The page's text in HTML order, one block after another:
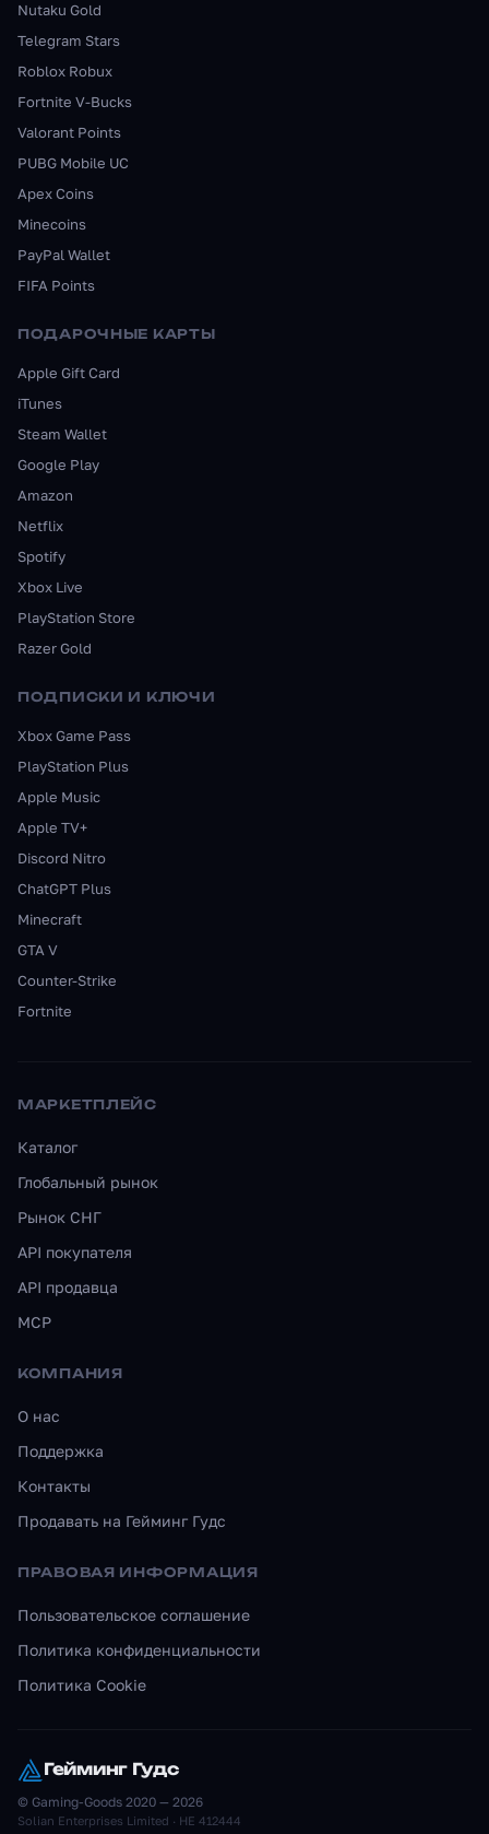
Nutaku Gold
Telegram Stars
Roblox Robux
Fortnite V-Bucks
Valorant Points
PUBG Mobile UC
Apex Coins
Minecoins
PayPal Wallet
FIFA Points
ПОДАРОЧНЫЕ КАРТЫ
Apple Gift Card
iTunes
Steam Wallet
Google Play
Amazon
Netflix
Spotify
Xbox Live
PlayStation Store
Razer Gold
ПОДПИСКИ И КЛЮЧИ
Xbox Game Pass
PlayStation Plus
Apple Music
Apple TV+
Discord Nitro
ChatGPT Plus
Minecraft
GTA V
Counter-Strike
Fortnite
МАРКЕТПЛЕЙС
Каталог
Глобальный рынок
Рынок СНГ
API покупателя
API продавца
MCP
КОМПАНИЯ
О нас
Поддержка
Контакты
Продавать на Гейминг Гудс
ПРАВОВАЯ ИНФОРМАЦИЯ
Пользовательское соглашение
Политика конфиденциальности
Политика Cookie
Гейминг Гудс
© Gaming-Goods 2020 — 2026
Solian Enterprises Limited · HE 412444